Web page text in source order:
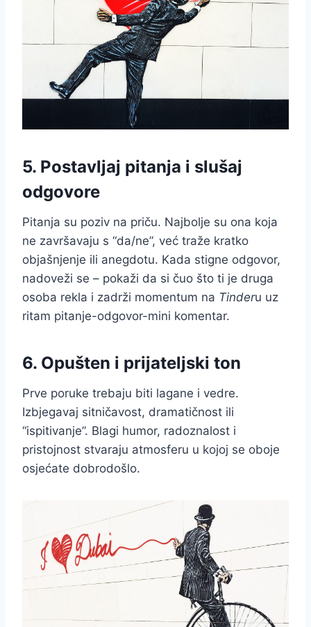
5. Postavljaj pitanja i slušaj
odgovore
Pitanja su poziv na priču. Najbolje su ona koja
ne završavaju s “da/ne”, već traže kratko
objašnjenje ili anegdotu. Kada stigne odgovor,
nadoveži se – pokaži da si čuo što ti je druga
osoba rekla i zadrži momentum na Tinderu uz
ritam pitanje-odgovor-mini komentar.
6. Opušten i prijateljski ton
Prve poruke trebaju biti lagane i vedre.
Izbjegavaj sitničavost, dramatičnost ili
“ispitivanje”. Blagi humor, radoznalost i
pristojnost stvaraju atmosferu u kojoj se oboje
osjećate dobrodošlo.